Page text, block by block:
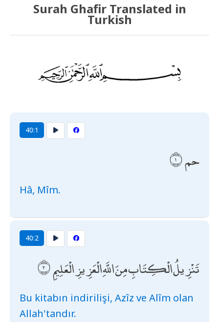
Surah Ghafir Translated in
Turkish
40:1
حم
Hâ, Mîm.
40:2
تَنْزِيلُ الْكِتَابِ مِنَ اللَّهِ الْعَزِيزِ الْعَلِيمِ
Bu kitabın indirilişi, Azîz ve Alîm olan
Allah'tandır.